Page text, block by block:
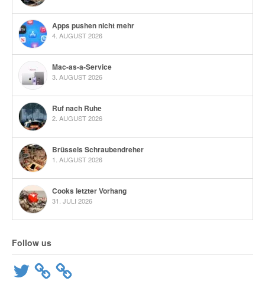
Apps pushen nicht mehr
4. AUGUST 2026
Mac-as-a-Service
3. AUGUST 2026
Ruf nach Ruhe
2. AUGUST 2026
Brüssels Schraubendreher
1. AUGUST 2026
Cooks letzter Vorhang
31. JULI 2026
Follow us
Twitter